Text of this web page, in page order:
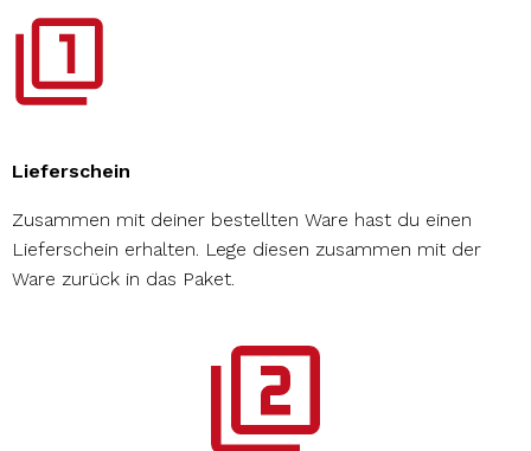
Lieferschein
Zusammen mit deiner bestellten Ware hast du einen
Lieferschein erhalten. Lege diesen zusammen mit der
Ware zurück in das Paket.